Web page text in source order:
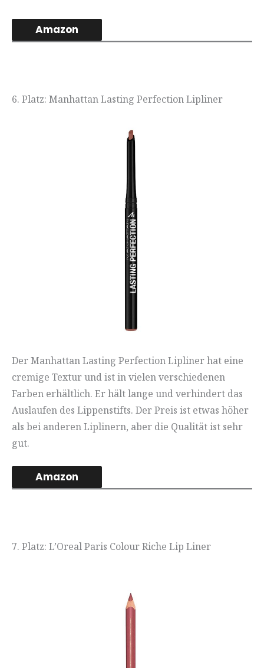
Amazon
6. Platz: Manhattan Lasting Perfection Lipliner
Der Manhattan Lasting Perfection Lipliner hat eine
cremige Textur und ist in vielen verschiedenen
Farben erhältlich. Er hält lange und verhindert das
Auslaufen des Lippenstifts. Der Preis ist etwas höher
als bei anderen Liplinern, aber die Qualität ist sehr
gut.
Amazon
7. Platz: L’Oreal Paris Colour Riche Lip Liner